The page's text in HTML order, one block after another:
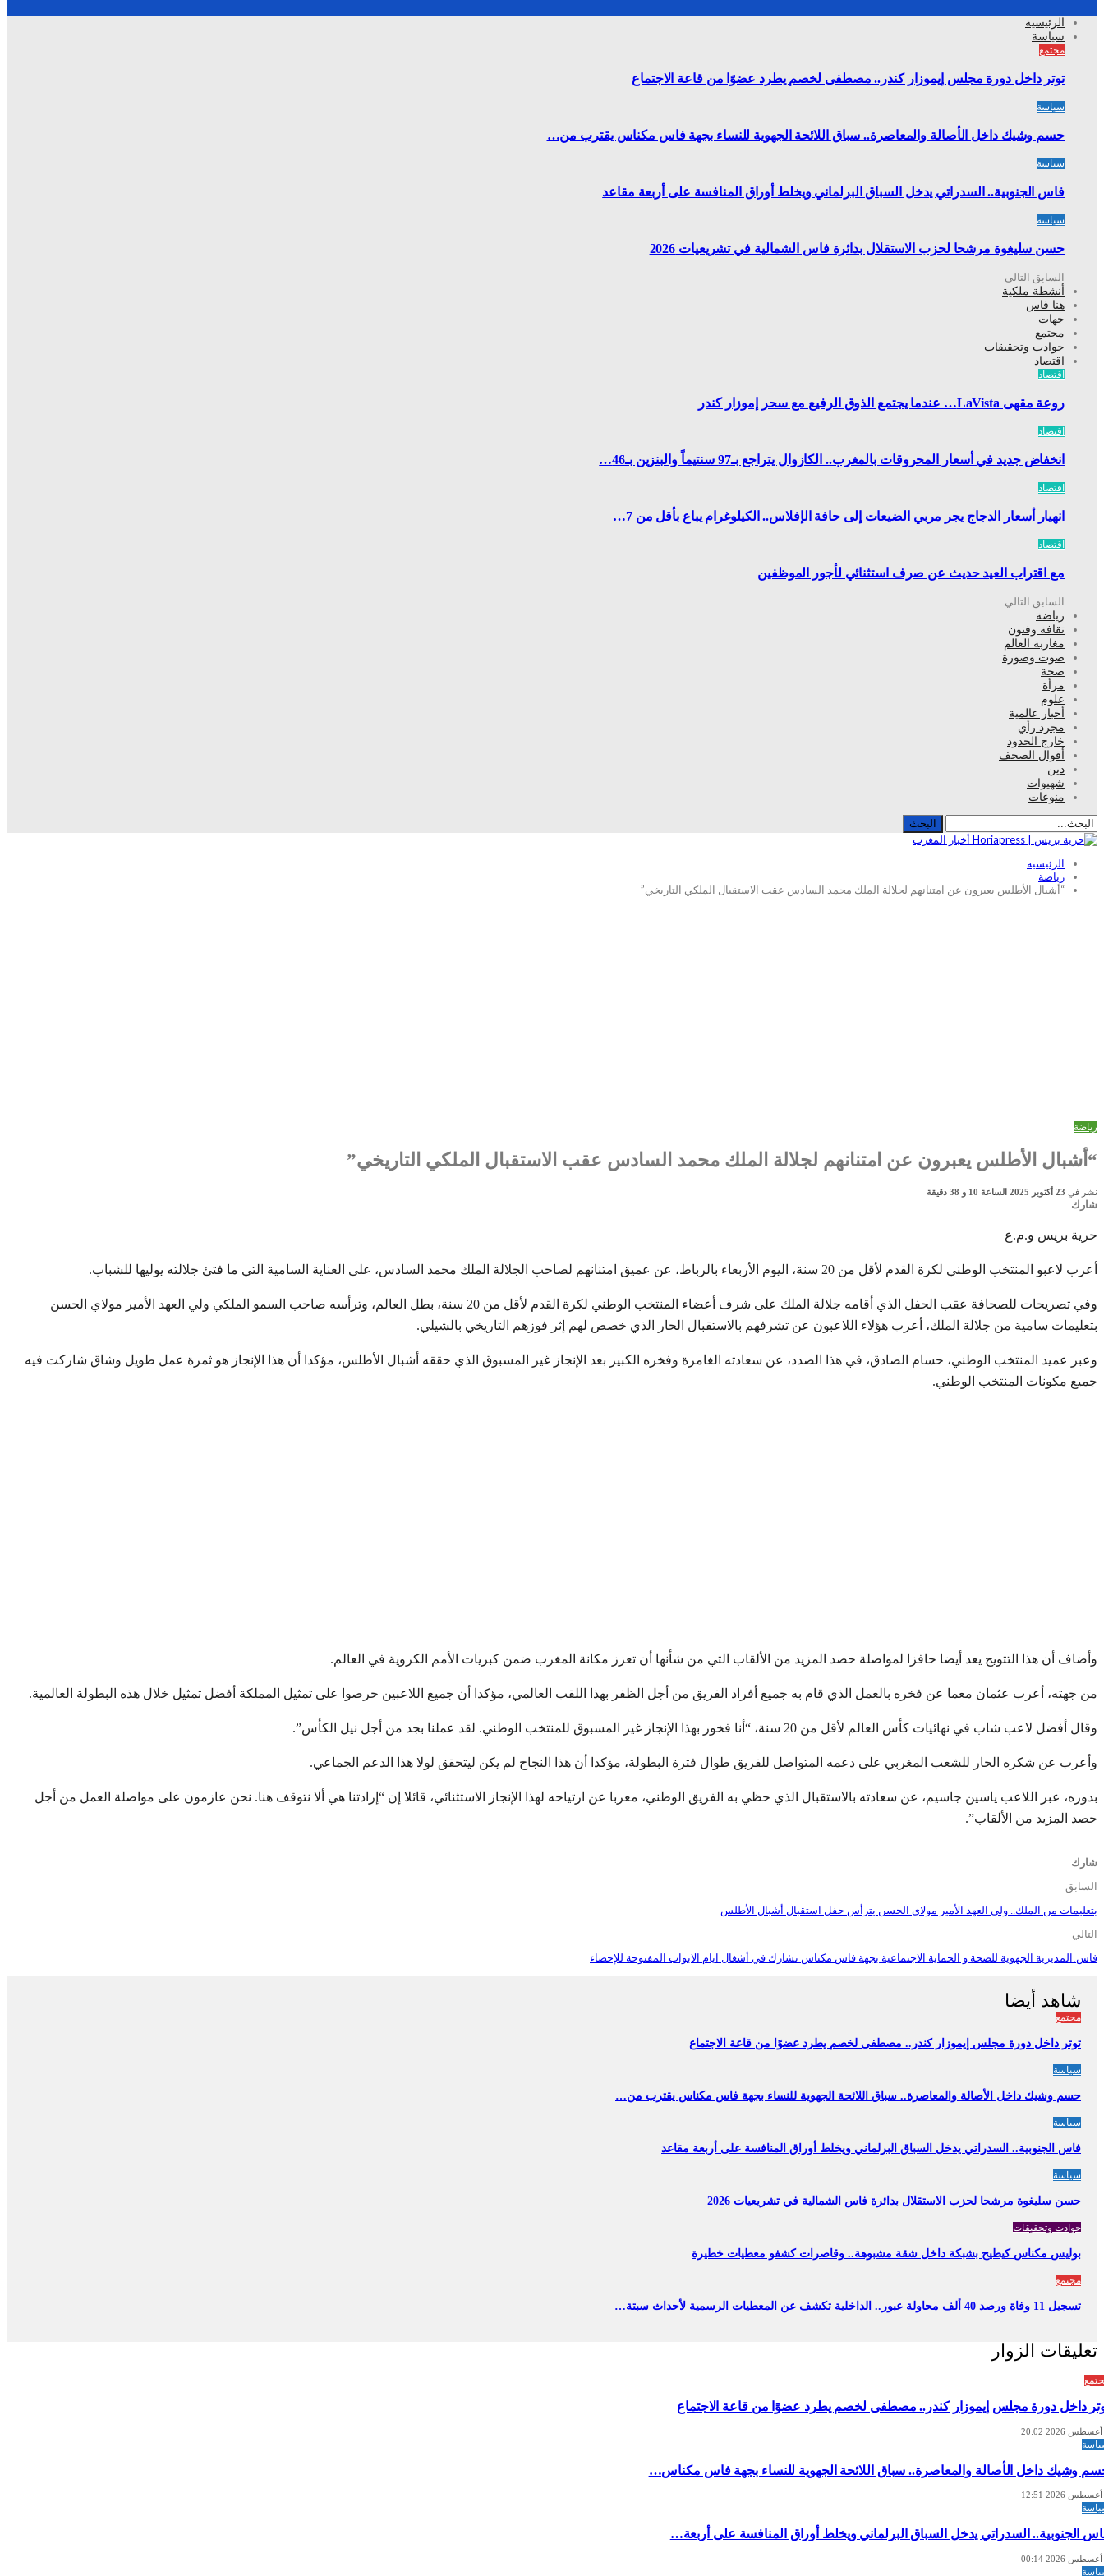
الرئيسية
سياسة
مجتمع
توتر داخل دورة مجلس إيموزار كندر.. مصطفى لخصم يطرد عضوًا من قاعة الاجتماع
سياسة
حسم وشيك داخل الأصالة والمعاصرة.. سباق اللائحة الجهوية للنساء بجهة فاس مكناس يقترب من…
سياسة
فاس الجنوبية.. السدراتي يدخل السباق البرلماني ويخلط أوراق المنافسة على أربعة مقاعد
سياسة
حسن سليغوة مرشحا لحزب الاستقلال بدائرة فاس الشمالية في تشريعيات 2026
السابق التالي
أنشطة ملكية
هنا فاس
جهات
مجتمع
حوادت وتحقيقات
اقتصاد
اقتصاد
روعة مقهى LaVista… عندما يجتمع الذوق الرفيع مع سحر إموزار كندر
اقتصاد
انخفاض جديد في أسعار المحروقات بالمغرب.. الكازوال يتراجع بـ97 سنتيماً والبنزين بـ46…
اقتصاد
انهيار أسعار الدجاج يجر مربي الضيعات إلى حافة الإفلاس.. الكيلوغرام يباع بأقل من 7…
اقتصاد
مع اقتراب العيد حديث عن صرف استثنائي لأجور الموظفين
السابق التالي
رياضة
تقافة وفنون
مغاربة العالم
صوت وصورة
صحة
مرأة
علوم
أخبار عالمية
مجرد رأي
خارج الحدود
أقوال الصحف
دين
شهيوات
منوعات
الرئيسية
رياضة
“أشبال الأطلس يعبرون عن امتنانهم لجلالة الملك محمد السادس عقب الاستقبال الملكي التاريخي”
رياضة
“أشبال الأطلس يعبرون عن امتنانهم لجلالة الملك محمد السادس عقب الاستقبال الملكي التاريخي”
نشر في 23 أكتوبر 2025 الساعة 10 و 38 دقيقة
شارك
حرية بريس و.م.ع
أعرب لاعبو المنتخب الوطني لكرة القدم لأقل من 20 سنة، اليوم الأربعاء بالرباط، عن عميق امتنانهم لصاحب الجلالة الملك محمد السادس، على العناية السامية التي ما فتئ جلالته يوليها للشباب.
وفي تصريحات للصحافة عقب الحفل الذي أقامه جلالة الملك على شرف أعضاء المنتخب الوطني لكرة القدم لأقل من 20 سنة، بطل العالم، وترأسه صاحب السمو الملكي ولي العهد الأمير مولاي الحسن
بتعليمات سامية من جلالة الملك، أعرب هؤلاء اللاعبون عن تشرفهم بالاستقبال الحار الذي خصص لهم إثر فوزهم التاريخي بالشيلي.
وعبر عميد المنتخب الوطني، حسام الصادق، في هذا الصدد، عن سعادته الغامرة وفخره الكبير بعد الإنجاز غير المسبوق الذي حققه أشبال الأطلس، مؤكدا أن هذا الإنجاز هو ثمرة عمل طويل وشاق شاركت فيه
جميع مكونات المنتخب الوطني.
وأضاف أن هذا التتويج يعد أيضا حافزا لمواصلة حصد المزيد من الألقاب التي من شأنها أن تعزز مكانة المغرب ضمن كبريات الأمم الكروية في العالم.
من جهته، أعرب عثمان معما عن فخره بالعمل الذي قام به جميع أفراد الفريق من أجل الظفر بهذا اللقب العالمي، مؤكدا أن جميع اللاعبين حرصوا على تمثيل المملكة أفضل تمثيل خلال هذه البطولة العالمية.
وقال أفضل لاعب شاب في نهائيات كأس العالم لأقل من 20 سنة، “أنا فخور بهذا الإنجاز غير المسبوق للمنتخب الوطني. لقد عملنا بجد من أجل نيل الكأس”.
وأعرب عن شكره الحار للشعب المغربي على دعمه المتواصل للفريق طوال فترة البطولة، مؤكدا أن هذا النجاح لم يكن ليتحقق لولا هذا الدعم الجماعي.
بدوره، عبر اللاعب ياسين جاسيم، عن سعادته بالاستقبال الذي حظي به الفريق الوطني، معربا عن ارتياحه لهذا الإنجاز الاستثنائي، قائلا إن “إرادتنا هي ألا نتوقف هنا. نحن عازمون على مواصلة العمل من أجل
حصد المزيد من الألقاب”.
شارك
السابق
بتعليمات من الملك.. ولي العهد الأمير مولاي الحسن يترأس حفل استقبال أشبال الأطلس
التالي
فاس:المديرية الجهوية للصحة و الحماية الاجتماعية بجهة فاس مكناس تشارك في أشغال ايام الابواب المفتوحة للإحصاء
شاهد أيضا
مجتمع
توتر داخل دورة مجلس إيموزار كندر.. مصطفى لخصم يطرد عضوًا من قاعة الاجتماع
سياسة
حسم وشيك داخل الأصالة والمعاصرة.. سباق اللائحة الجهوية للنساء بجهة فاس مكناس يقترب من…
سياسة
فاس الجنوبية.. السدراتي يدخل السباق البرلماني ويخلط أوراق المنافسة على أربعة مقاعد
سياسة
حسن سليغوة مرشحا لحزب الاستقلال بدائرة فاس الشمالية في تشريعيات 2026
حوادت وتحقيقات
بوليس مكناس كيطيح بشبكة داخل شقة مشبوهة.. وقاصرات كشفو معطيات خطيرة
مجتمع
تسجيل 11 وفاة ورصد 40 ألف محاولة عبور.. الداخلية تكشف عن المعطيات الرسمية لأحداث سبتة…
تعليقات الزوار
داخل دورة مجلس إيموزار كندر.. مصطفى لخصم يطرد عضوًا من قاعة الاجتماع
وشيك داخل الأصالة والمعاصرة.. سباق اللائحة الجهوية للنساء بجهة فاس مكناس…
الجنوبية.. السدراتي يدخل السباق البرلماني ويخلط أوراق المنافسة على أربعة…